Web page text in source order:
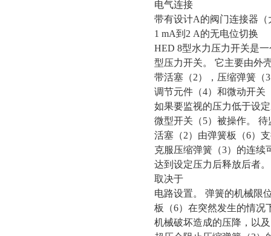
电气连接
带有设计A的阀门连接器（
1 mA到2 A的无电位切换
HED 8型水力压力开关是
型压力开关。
它主要由外
带活塞（2），压缩弹簧（
调节元件（4）和微动开关
如果要监视的压力低于设
微型开关（5）被操作。
活塞（2）由弹簧板（6）
克服压缩弹簧（3）的连续
达到设定压力后释放后者。
取决于
电路设置。
弹簧的机械限
板（6）在突然发生的情况
机械破坏造成的压降，以及